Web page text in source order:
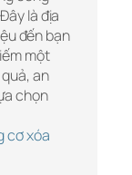
là địa
đến bạn
một
an
chọn
cơ xóa